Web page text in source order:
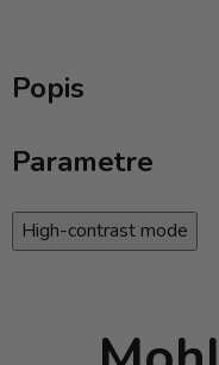
Popis
Parametre
High-contrast mode